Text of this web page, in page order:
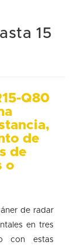
15
Q80
de
de
o
de radar
en tres
con estas